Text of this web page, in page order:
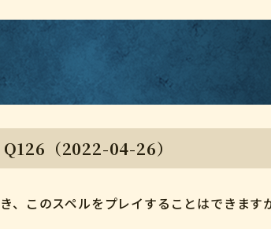
Q126（2022-04-26）
、このスペルをプレイすることはできます